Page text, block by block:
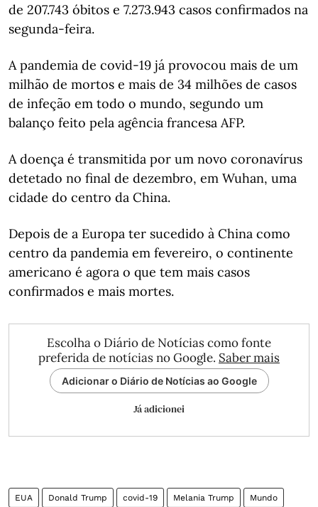
de 207.743 óbitos e 7.273.943 casos confirmados na
segunda-feira.
A pandemia de covid-19 já provocou mais de um
milhão de mortos e mais de 34 milhões de casos
de infeção em todo o mundo, segundo um
balanço feito pela agência francesa AFP.
A doença é transmitida por um novo coronavírus
detetado no final de dezembro, em Wuhan, uma
cidade do centro da China.
Depois de a Europa ter sucedido à China como
centro da pandemia em fevereiro, o continente
americano é agora o que tem mais casos
confirmados e mais mortes.
Escolha o Diário de Notícias como fonte
preferida de notícias no Google. Saber mais
Adicionar o Diário de Notícias ao Google
Já adicionei
EUA Donald Trump covid-19 Melania Trump Mundo